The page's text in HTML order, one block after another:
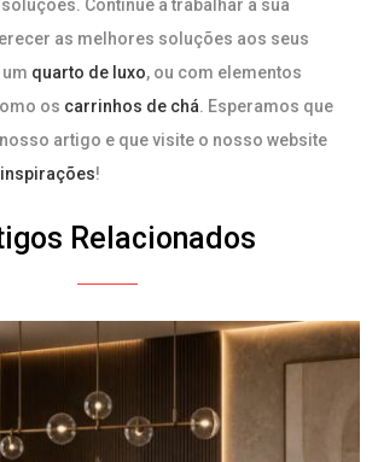
Continue a trabalhar a sua
as melhores soluções aos seus
quarto de luxo, ou com elementos
os carrinhos de chá. Esperamos que
artigo e que visite o nosso website
!
Relacionados